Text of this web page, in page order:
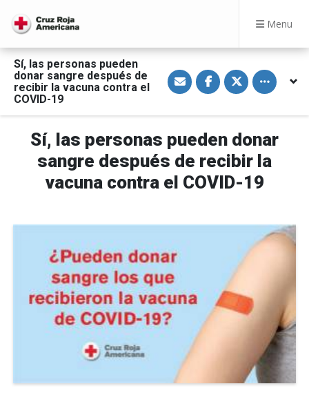
Menu
Sí, las personas pueden
donar sangre después de
recibir la vacuna contra el
COVID-19
S
h
a
a
E
m
a
S
h
a
F
a
c
e
b
o
S
h
a
n
T
w
i
t
e
Toggle
Sí, las personas pueden donar
sangre después de recibir la
vacuna contra el COVID-19